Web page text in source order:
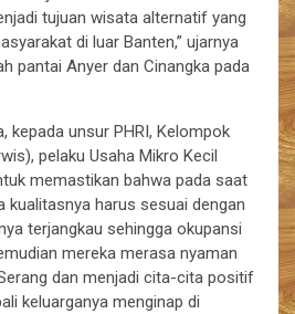
tujuan wisata alternatif yang
di luar Banten,” ujarnya
pantai Anyer dan Cinangka pada
kepada unsur PHRI, Kelompok
pelaku Usaha Mikro Kecil
memastikan bahwa pada saat
kualitasnya harus sesuai dengan
terjangkau sehingga okupansi
mereka merasa nyaman
dan menjadi cita-cita positif
keluarganya menginap di